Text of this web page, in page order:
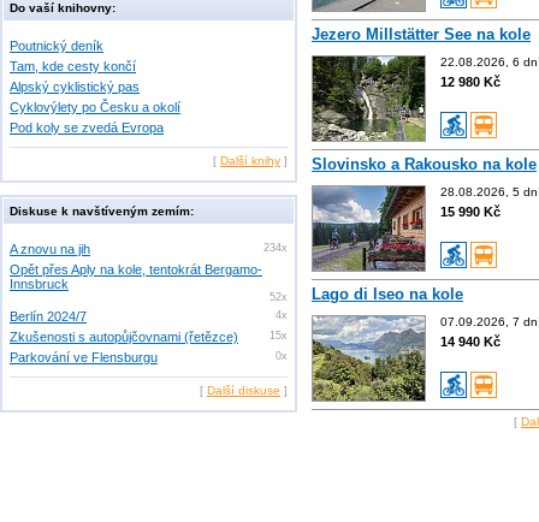
Do vaší knihovny:
Poutnický deník
Tam, kde cesty končí
Alpský cyklistický pas
Cyklovýlety po Česku a okolí
Pod koly se zvedá Evropa
[ Další knihy ]
Diskuse k navštíveným zemím:
A znovu na jih 234x
Opět přes Aply na kole, tentokrát Bergamo-
Innsbruck
52x
Berlín 2024/7 4x
Zkušenosti s autopůjčovnami (řetězce) 15x
Parkování ve Flensburgu 0x
[ Další diskuse ]
Jezero Millstätter See na kole
22.08.2026, 6
12 980 Kč
Slovinsko a Rakousko na kole
28.08.2026, 5
15 990 Kč
Lago di Iseo na kole
07.09.2026, 7
14 940 Kč
[